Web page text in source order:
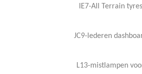
IE7-All Terrain tyres
JC9-lederen
L13-mistlampen